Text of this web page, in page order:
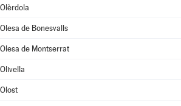
Olèrdola
Olesa de Bonesvalls
Olesa de Montserrat
Olivella
Olost